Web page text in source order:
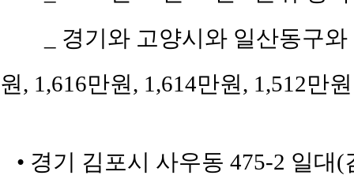
_ 경기와 고양시와 일산동구
원, 1,616만원, 1,614만원, 1,512만원
• 경기 김포시 사우동 475-2 일대